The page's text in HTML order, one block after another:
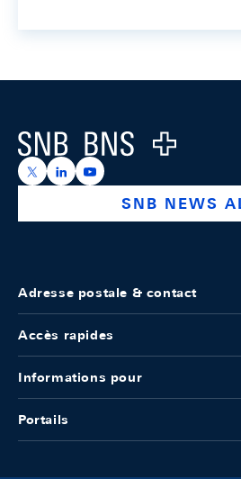
Logo
https://x.com/snb_bns
https://ch.linkedin.com/
https://
SNB NEWS
Adresse postale & contact
Accès rapides
Informations pour
Portails